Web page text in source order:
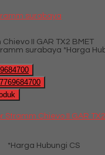
II GAR TX2 BMET
*Harga
Stramm Chievo II GAR
*Harga Hubungi CS